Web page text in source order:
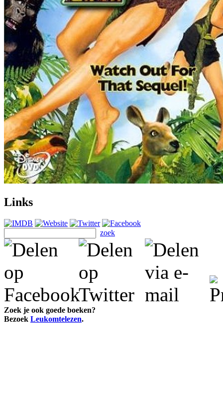
Links
zoek
Zoek je ook goede boeken?
Bezoek Leukomtelezen.